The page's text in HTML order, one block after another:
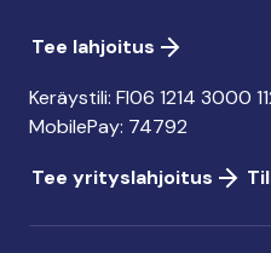
Tee lahjoitus
Keräystili: FI06 1214 3000
MobilePay: 74792
Tee yrityslahjoitus